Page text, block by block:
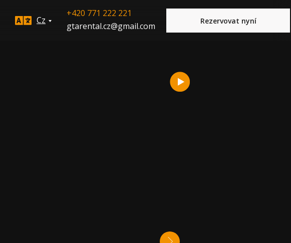
Cz
+420 771 222 221
gtarental.cz@gmail.com
Rezervovat nyní